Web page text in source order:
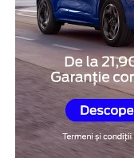
fiziologice
Unul dintre cele
poligraf este faptul
monitorizarea unor
precum ritmul
modificările